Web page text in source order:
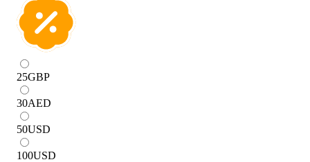
25GBP
30AED
50USD
100USD